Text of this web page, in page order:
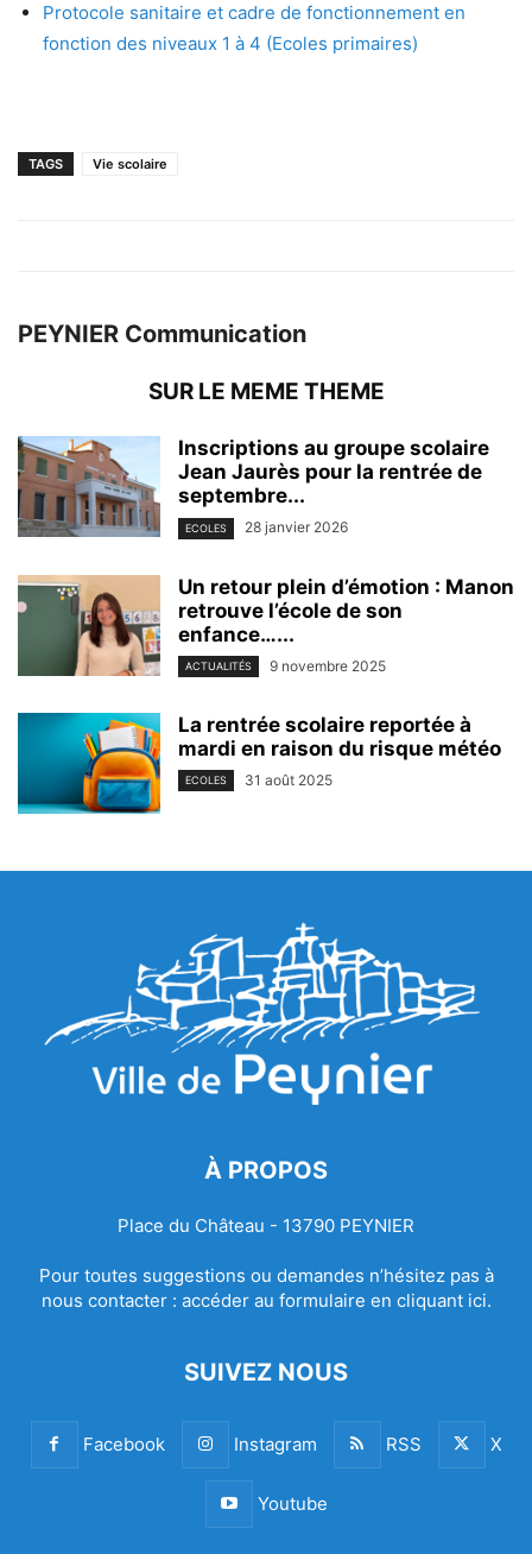
Protocole sanitaire et cadre de fonctionnement en
fonction des niveaux 1 à 4 (Ecoles primaires)
TAGS Vie scolaire
PEYNIER Communication
SUR LE MEME THEME
Inscriptions au groupe scolaire
Jean Jaurès pour la rentrée de
septembre...
ECOLES 28 janvier 2026
Un retour plein d’émotion : Manon
retrouve l’école de son
enfance…...
ACTUALITÉS 9 novembre 2025
La rentrée scolaire reportée à
mardi en raison du risque météo
ECOLES 31 août 2025
À PROPOS
Place du Château - 13790 PEYNIER
Pour toutes suggestions ou demandes n’hésitez pas à
nous contacter : accéder au formulaire en cliquant ici.
SUIVEZ NOUS
Facebook Instagram RSS X
Youtube